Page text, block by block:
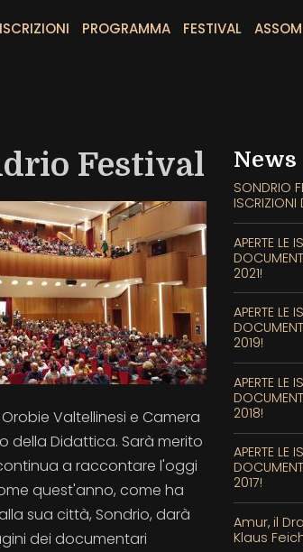
ISCRIZIONI PROGRAMMA FESTIVAL
Festival
Valtellinesi e Camera
della Didattica. Sarà merito
a raccontare l'oggi
quest'anno, come ha
sua città, Sondrio, darà
dei documentari
News
SONDRIO
ISCRIZIONI
APERTE LE
2021!
APERTE LE
2019!
APERTE LE
2018!
APERTE LE
2017!
Amur, il
Klaus